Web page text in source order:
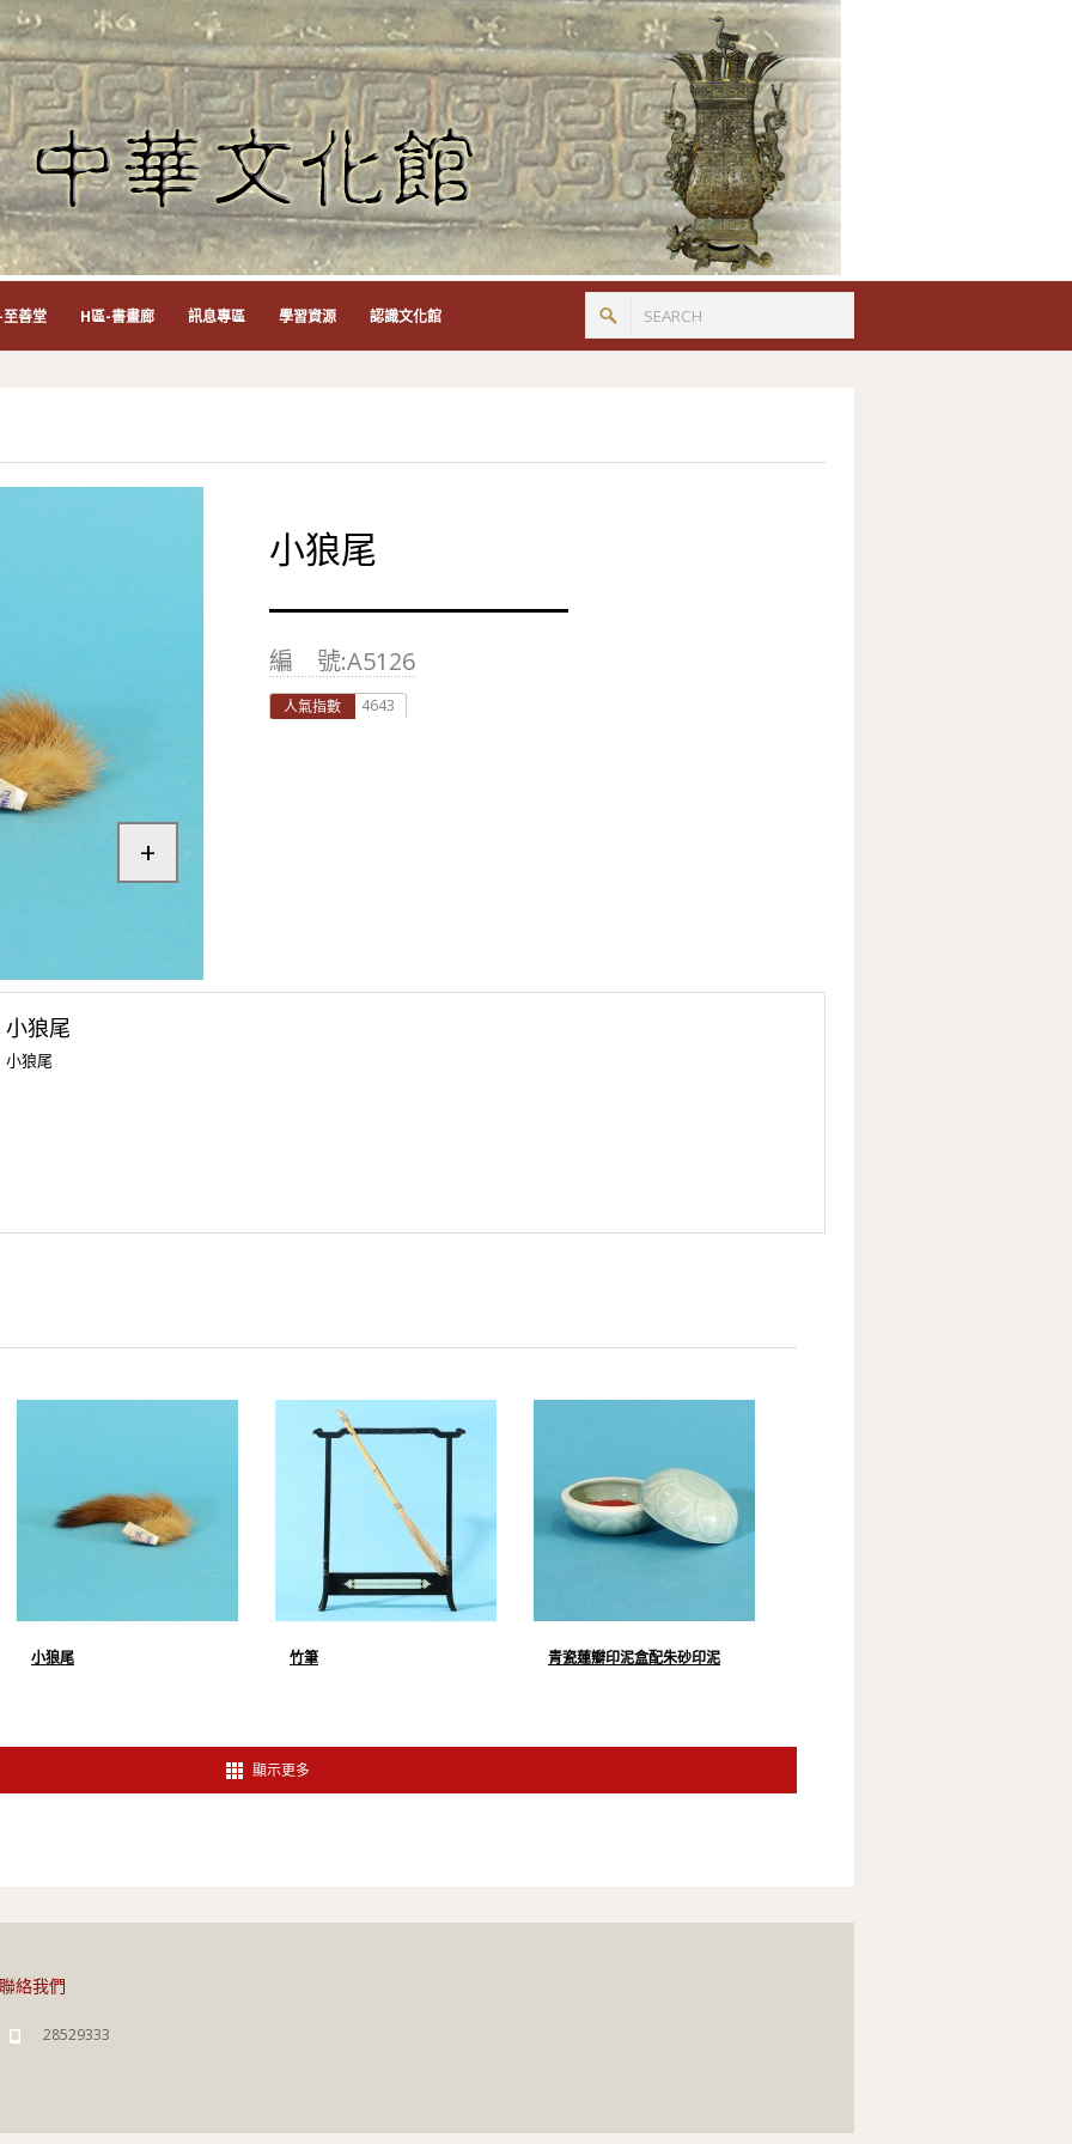
善堂 H區-書畫廊 訊息專區 學習資源 認識文化館
+
小狼尾
編 號:A5126
人氣指數 4643
小狼尾
小狼尾
小狼尾 竹筆 青瓷蓮瓣印泥盒配朱砂印泥
顯示更多
聯絡我們
28529333